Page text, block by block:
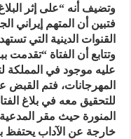
وتضيف أنه “على إثر
فتبين أن المتهم إيراني
القنوات الدينية التي
وتتابع أن الفتاة “تقدمت
عليه موجود في المملكة
المهرجانات، فتم القبض
للتحقيق معه في بلاغ
المنورة حيث مقر
خارجة عن الآداب يحتفظ